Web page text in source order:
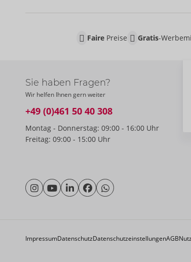
FairePreise Gratis-
Sie haben Fragen?
Wir helfen Ihnen gern weiter
+49 (0)461 50 40 308
Montag - Donnerstag: 09:00 - 16:00 Uhr
Freitag: 09:00 - 15:00 Uhr
ImpressumDatenschutzDatenschutzeinstellungenAGB